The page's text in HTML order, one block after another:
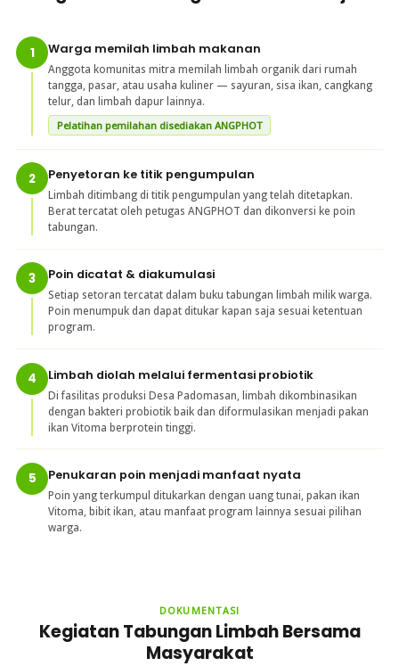
1 Warga memilah limbah makanan
Anggota komunitas mitra memilah limbah organik dari rumah
tangga, pasar, atau usaha kuliner — sayuran, sisa ikan, cangkang
telur, dan limbah dapur lainnya.
Pelatihan pemilahan disediakan ANGPHOT
2 Penyetoran ke titik pengumpulan
Limbah ditimbang di titik pengumpulan yang telah ditetapkan.
Berat tercatat oleh petugas ANGPHOT dan dikonversi ke poin
tabungan.
3 Poin dicatat & diakumulasi
Setiap setoran tercatat dalam buku tabungan limbah milik warga.
Poin menumpuk dan dapat ditukar kapan saja sesuai ketentuan
program.
4 Limbah diolah melalui fermentasi probiotik
Di fasilitas produksi Desa Padomasan, limbah dikombinasikan
dengan bakteri probiotik baik dan diformulasikan menjadi pakan
ikan Vitoma berprotein tinggi.
5 Penukaran poin menjadi manfaat nyata
Poin yang terkumpul ditukarkan dengan uang tunai, pakan ikan
Vitoma, bibit ikan, atau manfaat program lainnya sesuai pilihan
warga.
DOKUMENTASI
Kegiatan Tabungan Limbah Bersama
Masyarakat